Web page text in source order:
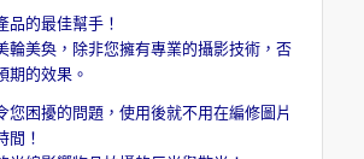
品的最佳幫手！
輪美奐， 除非您擁有專業的攝影技術，否
期的效果。
您困擾的問題，使用後就不用在編修圖片
間！